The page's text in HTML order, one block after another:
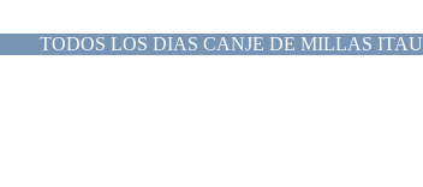
TODOS LOS DIAS CANJE DE MILLAS ITAU